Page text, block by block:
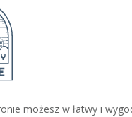
możesz w łatwy i